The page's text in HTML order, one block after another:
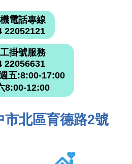
電話專線
22052121
掛號服務
22056631
五:8:00-17:00
8:00-12:00
市北區育德路2號